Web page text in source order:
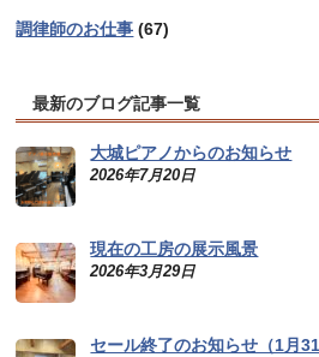
調律師のお仕事 (67)
最新のブログ記事一覧
大城ピアノからのお知らせ
2026年7月20日
現在の工房の展示風景
2026年3月29日
セール終了のお知らせ（1月31